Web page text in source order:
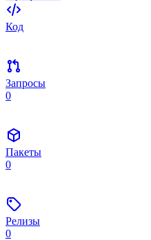
Код
Запросы
0
Пакеты
0
Релизы
0